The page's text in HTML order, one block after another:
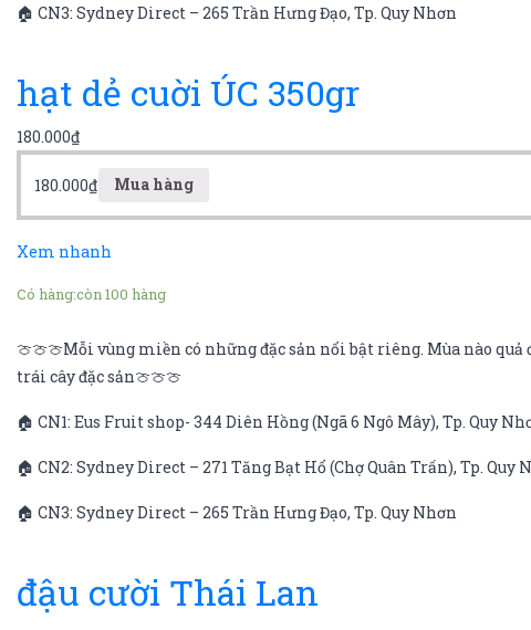
🏠 CN3: Sydney Direct – 265 Trần Hưng Đạo, Tp. Quy Nhơn
hạt dẻ cuời ÚC 350gr
180.000₫
180.000₫ Mua hàng
Xem nhanh
Có hàng:còn 100 hàng
🍈🍈🍈Mỗi vùng miền có những đặc sản nổi bật riêng. Mùa nào
trái cây đặc sản🍈🍈🍈
🏠 CN1: Eus Fruit shop- 344 Diên Hồng (Ngã 6 Ngô Mây), Tp. Quy
🏠 CN2: Sydney Direct – 271 Tăng Bạt Hổ (Chợ Quân Trấn), Tp. Quy
🏠 CN3: Sydney Direct – 265 Trần Hưng Đạo, Tp. Quy Nhơn
đậu cười Thái Lan